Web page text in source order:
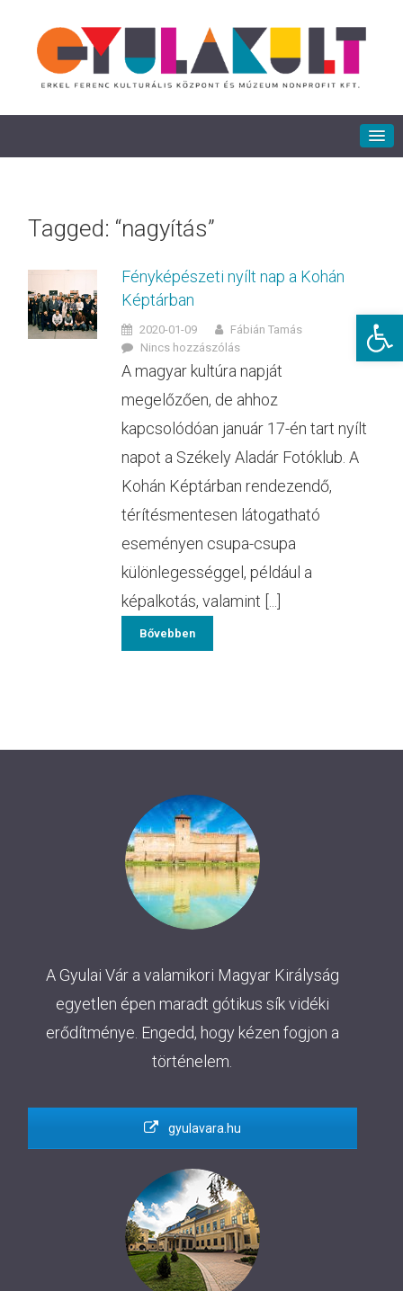
Tagged: “nagyítás”
Fényképészeti nyílt nap a Kohán
Képtárban
2020-01-09
Fábián Tamás
Nincs hozzászólás
A magyar kultúra napját
megelőzően, de ahhoz
kapcsolódóan január 17-én tart nyílt
napot a Székely Aladár Fotóklub. A
Kohán Képtárban rendezendő,
térítésmentesen látogatható
eseményen csupa-csupa
különlegességgel, például a
képalkotás, valamint [...]
Bővebben
A Gyulai Vár a valamikori Magyar Királyság
egyetlen épen maradt gótikus sík vidéki
erődítménye. Engedd, hogy kézen fogjon a
történelem.
gyulavara.hu